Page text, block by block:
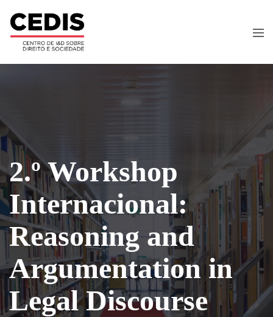
2.º Workshop
Internacional:
Reasoning and
Argumentation in
Legal Discourse